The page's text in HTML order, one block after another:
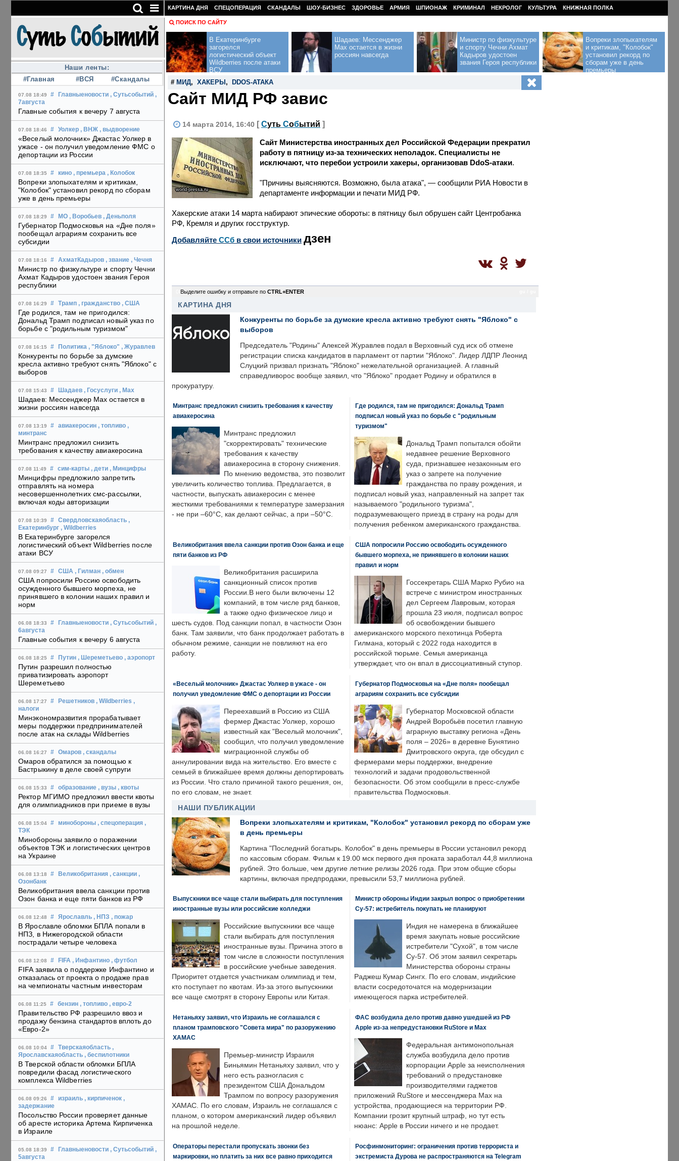
Наши ленты:
#Главная
#ВСЯ #Скандалы
07.08 18:49 # Главныеновости , Сутьсобытий ,
7августа
Главные события к вечеру 7 августа
07.08 18:46 # Уолкер , ВНЖ , выдворение
«Веселый молочник» Джастас Уолкер в
ужасе - он получил уведомление ФМС о
депортации из России
07.08 18:35 # кино , премьера , Колобок
Вопреки злопыхателям и критикам,
"Колобок" установил рекорд по сборам
уже в день премьеры
07.08 18:29 # МО , Воробьев , Деньполя
Губернатор Подмосковья на «Дне поля»
пообещал аграриям сохранить все
субсидии
07.08 18:16 # АхматКадыров , звание , Чечня
Министр по физкультуре и спорту Чечни
Ахмат Кадыров удостоен звания Героя
республики
07.08 16:29 # Трамп , гражданство , США
Где родился, там не пригодился:
Дональд Трамп подписал новый указ по
борьбе с "родильным туризмом"
07.08 16:15 # Политика , "Яблоко" , Журавлев
Конкуренты по борьбе за думские
кресла активно требуют снять "Яблоко" с
выборов
07.08 15:43 # Шадаев , Госуслуги , Max
Шадаев: Мессенджер Max остается в
жизни россиян навсегда
07.08 13:19 # авиакеросин , топливо ,
минтранс
Минтранс предложил снизить
требования к качеству авиакеросина
07.08 11:49 # сим-карты , дети , Минцифры
Минцифры предложило запретить
отправлять на номера
несовершеннолетних смс-рассылки,
включая коды авторизации
07.08 10:39 # Свердловскаяобласть ,
Екатеринбург , Wildberries
В Екатеринбурге загорелся
логистический объект Wildberries после
атаки ВСУ
07.08 09:27 # США , Гилман , обмен
США попросили Россию освободить
осужденного бывшего морпеха, не
принявшего в колонии наших правил и
норм
06.08 18:33 # Главныеновости , Сутьсобытий ,
6августа
Главные события к вечеру 6 августа
06.08 18:25 # Путин , Шереметьево , аэропорт
Путин разрешил полностью
приватизировать аэропорт
Шереметьево
06.08 17:27 # Решетников , Wildberries ,
налоги
Минэкономразвития прорабатывает
меры поддержки предпринимателей
после атак на склады Wildberries
06.08 16:27 # Омаров , скандалы
Омаров обратился за помощью к
Бастрыкину в деле своей супруги
06.08 15:33 # образование , вузы , квоты
Ректор МГИМО предложил ввести квоты
для олимпиадников при приеме в вузы
06.08 15:04 # минобороны , спецоперация ,
ТЭК
Минобороны заявило о поражении
объектов ТЭК и логистических центров
на Украине
06.08 13:18 # Великобритания , санкции ,
Озонбанк
Великобритания ввела санкции против
Озон банка и еще пяти банков из РФ
06.08 12:48 # Ярославль , НПЗ , пожар
В Ярославле обломки БПЛА попали в
НПЗ, в Нижегородской области
пострадали четыре человека
06.08 12:08 # FIFA , Инфантино , футбол
FIFA заявила о поддержке Инфантино и
отказалась от проекта о продаже прав
на чемпионаты частным инвесторам
06.08 11:25 # бензин , топливо , евро-2
Правительство РФ разрешило ввоз и
продажу бензина стандартов вплоть до
«Евро-2»
06.08 10:04 # Тверскаяобласть ,
Ярославскаяобласть , беспилотники
В Тверской области обломки БПЛА
повредили фасад логистического
комплекса Wildberries
06.08 09:26 # израиль , кирпиченок ,
задержание
Посольство России проверяет данные
об аресте историка Артема Кирпиченка
в Израиле
05.08 18:39 # Главныеновости , Сутьсобытий ,
5августа
КАРТИНА ДНЯ СПЕЦОПЕРАЦИЯ СКАНДАЛЫ ШОУ-БИЗНЕС ЗДОРОВЬЕ АРМИЯ ШПИОНАЖ КРИМИНАЛ НЕКРОЛОГ КУЛЬТУРА КНИЖНАЯ ПОЛКА
ПОИСК ПО САЙТУ
В Екатеринбурге
загорелся
логистический объект
Wildberries после атаки
ВСУ
Шадаев: Мессенджер
Max остается в жизни
россиян навсегда
Министр по физкультуре
и спорту Чечни Ахмат
Кадыров удостоен
звания Героя республики
Вопреки злопыхателям
и критикам, "Колобок"
установил рекорд по
сборам уже в день
премьеры
# МИД, ХАКЕРЫ , DDOS-АТАКА
Сайт МИД РФ завис
14 марта 2014, 16:40 [ Суть Событий ]
world-pressa.ru
Сайт Министерства иностранных дел Российской Федерации прекратил
работу в пятницу из-за технических неполадок. Специалисты не
исключают, что перебои устроили хакеры, организовав DdoS-атаки.
"Причины выясняются. Возможно, была атака", — сообщили РИА Новости в
департаменте информации и печати МИД РФ.
Хакерские атаки 14 марта набирают эпические обороты: в пятницу был обрушен сайт Центробанка
РФ, Кремля и других госструктур.
Добавляйте CСб в свои источники дзен
Выделите ошибку и отправьте по CTRL+ENTER
КАРТИНА ДНЯ
Конкуренты по борьбе за думские кресла активно требуют снять "Яблоко" с
выборов
Председатель "Родины" Алексей Журавлев подал в Верховный суд иск об отмене
регистрации списка кандидатов в парламент от партии "Яблоко". Лидер ЛДПР Леонид
Слуцкий призвал признать "Яблоко" нежелательной организацией. А главный
справедливорос вообще заявил, что "Яблоко" продает Родину и обратился в
прокуратуру.
Минтранс предложил снизить требования к качеству
авиакеросина
Минтранс предложил
"скорректировать" технические
требования к качеству
авиакеросина в сторону снижения.
По мнению ведомства, это позволит
увеличить количество топлива. Предлагается, в
частности, выпускать авиакеросин с менее
жесткими требованиями к температуре замерзания
- не при –60°C, как делают сейчас, а при –50°C.
Где родился, там не пригодился: Дональд Трамп
подписал новый указ по борьбе с "родильным
туризмом"
Дональд Трамп попытался обойти
недавнее решение Верховного
суда, признавшее незаконным его
указ о запрете на получение
гражданства по праву рождения, и
подписал новый указ, направленный на запрет так
называемого "родильного туризма",
подразумевающего приезд в страну на роды для
получения ребенком американского гражданства.
Великобритания ввела санкции против Озон банка и еще
пяти банков из РФ
Великобритания расширила
санкционный список против
России.В него были включены 12
компаний, в том числе ряд банков,
а также одно физическое лицо и
шесть судов. Под санкции попал, в частности Озон
банк. Там заявили, что банк продолжает работать в
обычном режиме, санкции не повлияют на его
работу.
США попросили Россию освободить осужденного
бывшего морпеха, не принявшего в колонии наших
правил и норм
Госсекретарь США Марко Рубио на
встрече с министром иностранных
дел Сергеем Лавровым, которая
прошла 23 июля, подписал вопрос
об освобождении бывшего
американского морского пехотинца Роберта
Гилмана, который с 2022 года находится в
российской тюрьме. Семья американца
утверждает, что он впал в диссоциативный ступор.
«Веселый молочник» Джастас Уолкер в ужасе - он
получил уведомление ФМС о депортации из России
Переехавший в Россию из США
фермер Джастас Уолкер, хорошо
известный как "Веселый молочник",
сообщил, что получил уведомление
миграционной службы об
аннулировании вида на жительство. Его вместе с
семьей в ближайшее время должны депортировать
из России. Что стало причиной такого решения, он,
по его словам, не знает.
Губернатор Подмосковья на «Дне поля» пообещал
аграриям сохранить все субсидии
Губернатор Московской области
Андрей Воробьёв посетил главную
аграрную выставку региона «День
поля – 2026» в деревне Бунятино
Дмитровского округа, где обсудил с
фермерами меры поддержки, внедрение
технологий и задачи продовольственной
безопасности. Об этом сообщили в пресс-службе
правительства Подмосковья.
НАШИ ПУБЛИКАЦИИ
Вопреки злопыхателям и критикам, "Колобок" установил рекорд по сборам уже
в день премьеры
Картина "Последний богатырь. Колобок" в день премьеры в России установил рекорд
по кассовым сборам. Фильм к 19.00 мск первого дня проката заработал 44,8 миллиона
рублей. Это больше, чем другие летние релизы 2026 года. При этом общие сборы
картины, включая предпродажи, превысили 53,7 миллиона рублей.
Выпускники все чаще стали выбирать для поступления
иностранные вузы или российские колледжи
Российские выпускники все чаще
стали выбирать для поступления
иностранные вузы. Причина этого в
том числе в сложности поступления
в российские учебные заведения.
Приоритет отдается участникам олимпиад и тем,
кто поступает по квотам. Из-за этого выпускники
все чаще смотрят в сторону Европы или Китая.
Министр обороны Индии закрыл вопрос о приобретении
Су-57: истребитель покупать не планируют
Индия не намерена в ближайшее
время закупать новые российские
истребители "Сухой", в том числе
Су-57. Об этом заявил секретарь
Министерства обороны страны
Раджеш Кумар Сингх. По его словам, индийские
власти сосредоточатся на модернизации
имеющегося парка истребителей.
Нетаньяху заявил, что Израиль не соглашался с
планом трамповского "Совета мира" по разоружению
ХАМАС
Премьер-министр Израиля
Биньямин Нетаньяху заявил, что у
него есть разногласия с
президентом США Дональдом
Трампом по вопросу разоружения
ХАМАС. По его словам, Израиль не соглашался с
планом, о котором американский лидер объявил
на прошлой неделе.
ФАС возбудила дело против давно ушедшей из РФ
Apple из-за непредустановки RuStore и Max
Федеральная антимонопольная
служба возбудила дело против
корпорации Apple за неисполнения
требований о предустановке
производителями гаджетов
приложений RuStore и мессенджера Max на
устройства, продающиеся на территории РФ.
Компании грозит крупный штраф, но тут есть
нюанс: Apple в России ничего и не продает.
Операторы перестали пропускать звонки без
маркировки, но платить за них все равно приходится
Росфинмониторинг: ограничения против террориста и
экстремиста Дурова не распространяются на Telegram